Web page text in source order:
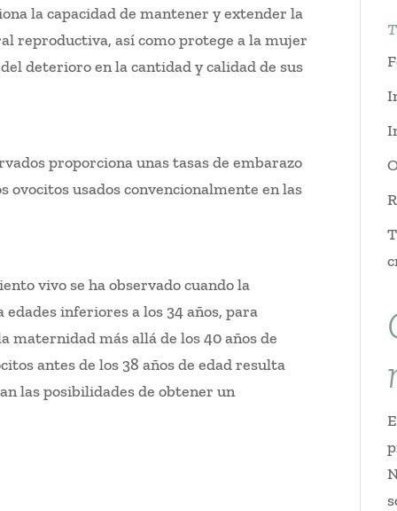
la capacidad de mantener y extender la
reproductiva, así como protege a la mujer
deterioro en la cantidad y calidad de sus
proporciona unas tasas de embarazo
ovocitos usados convencionalmente en las
vivo se ha observado cuando la
inferiores a los 34 años, para
más allá de los 40 años de
antes de los 38 años de edad resulta
las posibilidades de obtener un